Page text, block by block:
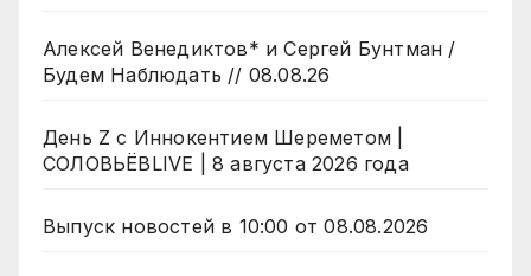
Алексей Венедиктов* и Сергей Бунтман /
Будем Наблюдать // 08.08.26
День Z с Иннокентием Шереметом |
СОЛОВЬЁВLIVE | 8 августа 2026 года
Выпуск новостей в 10:00 от 08.08.2026